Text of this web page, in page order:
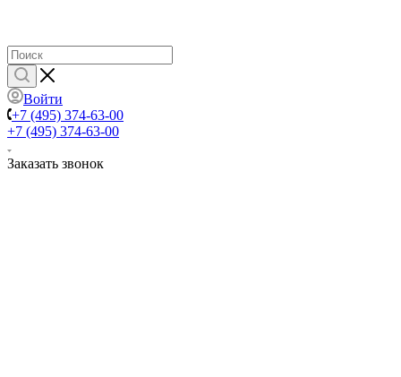
Войти
+7 (495) 374-63-00
+7 (495) 374-63-00
Заказать звонок